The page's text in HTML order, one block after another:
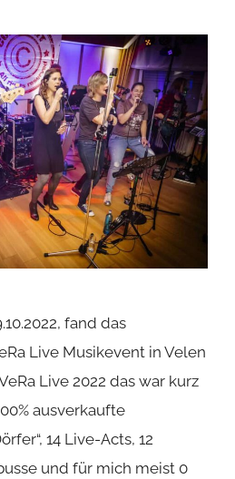
fand das
Live Musikevent in Velen
Live 2022 das war kurz
ausverkaufte
14 Live-Acts, 12
und für mich meist 0